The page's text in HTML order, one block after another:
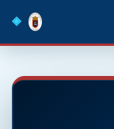
navigation